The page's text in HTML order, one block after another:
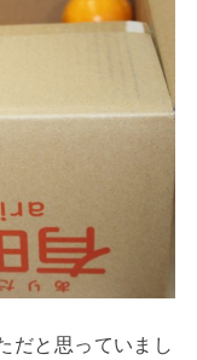
だと思っていまし